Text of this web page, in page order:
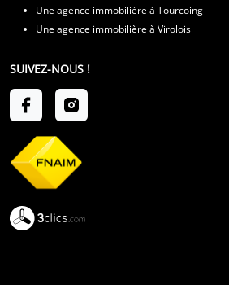
Une agence immobilière à Tourcoing
Une agence immobilière à Virolois
SUIVEZ-NOUS !